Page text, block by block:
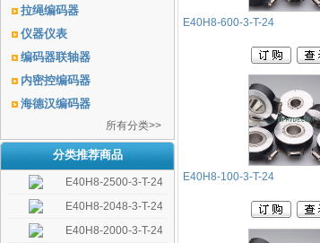
拉绳编码器
仪器仪表
编码器联轴器
内密控编码器
海德汉编码器
所有分类>>
分类推荐商品
E40H8-2500-3-T-24
E40H8-2048-3-T-24
E40H8-2000-3-T-24
E40H8-600-3-T-24
E40H8-100-3-T-24